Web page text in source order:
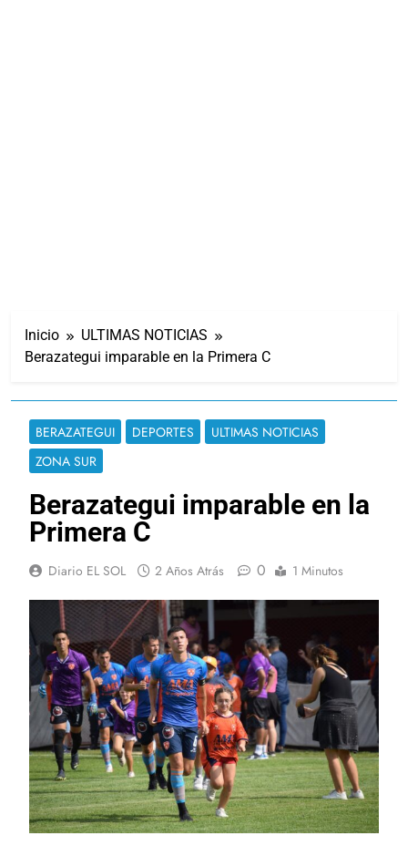
Inicio
ULTIMAS NOTICIAS
Berazategui imparable en la Primera C
BERAZATEGUI DEPORTES
ULTIMAS NOTICIAS
ZONA SUR
Berazategui imparable en la
Primera C
Diario EL SOL 2 Años Atrás 0 1 Minutos